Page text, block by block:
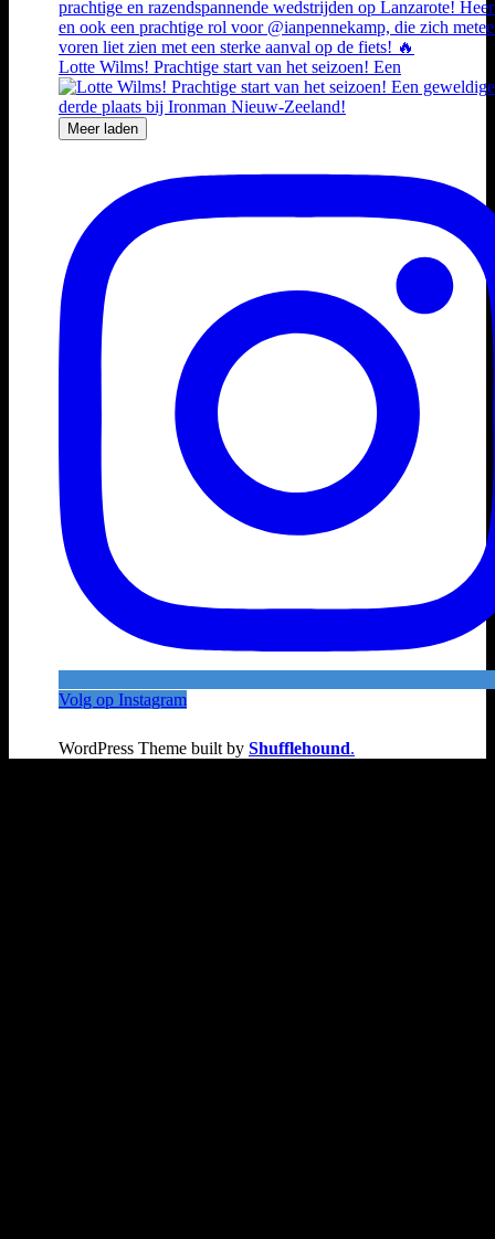
Lotte Wilms! Prachtige start van het seizoen! Een
Meer laden
Volg op Instagram
WordPress Theme built by Shufflehound.